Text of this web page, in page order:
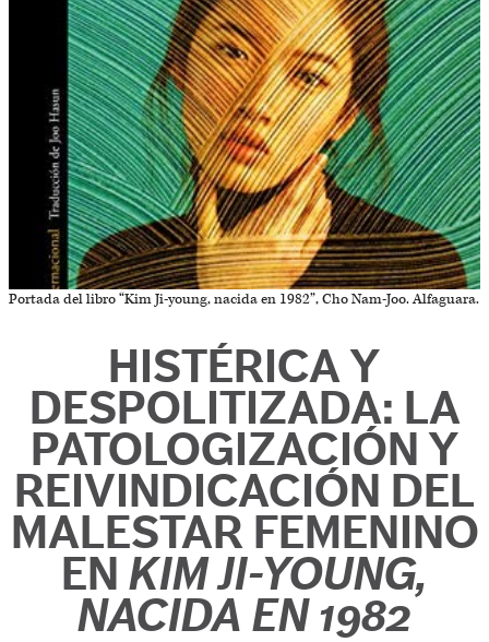
Portada del libro “Kim Ji-young, nacida en 1982”, Cho Nam-Joo. Alfaguara.
HISTÉRICA Y
DESPOLITIZADA: LA
PATOLOGIZACIÓN Y
REIVINDICACIÓN DEL
MALESTAR FEMENINO
EN KIM JI-YOUNG,
NACIDA EN 1982